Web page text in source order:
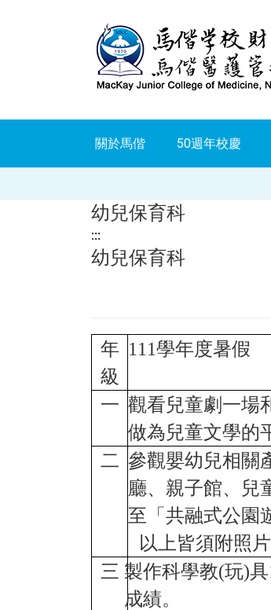
容
關於馬偕 50週年校慶
幼兒保育科
:::
幼兒保育科
年
級
111學年度暑假
一 觀看兒童劇一場
做為兒童文學的
二 參觀嬰幼兒相關
廳、親子館、兒
至 「 共融式公園
以上皆須附照
三 製作科學教(玩)具
成績。